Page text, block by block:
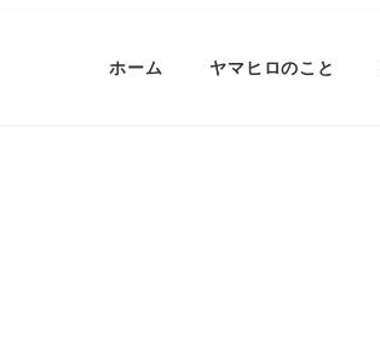
ホーム ヤマヒロのこと